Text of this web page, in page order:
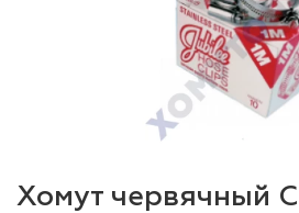
Хомут червячный